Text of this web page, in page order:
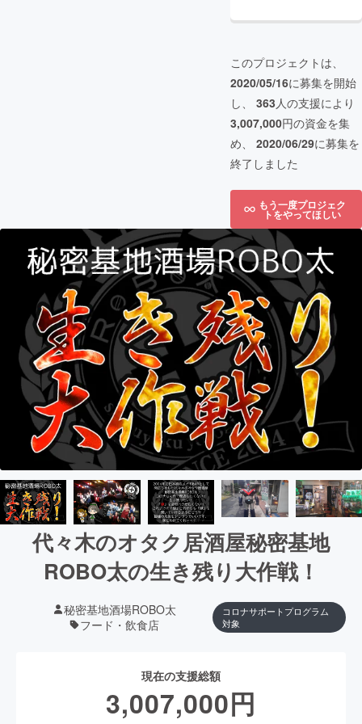
このプロジェクトは、
2020/05/16に募集を開始
し、 363人の支援により
3,007,000円の資金を集
め、 2020/06/29に募集を
終了しました
もう一度プロジェク
トをやってほしい
代々木のオタク居酒屋秘密基地
ROBO太の生き残り大作戦！
秘密基地酒場ROBO太
フード・飲食店
コロナサポートプログラム
対象
現在の支援総額
3,007,000円